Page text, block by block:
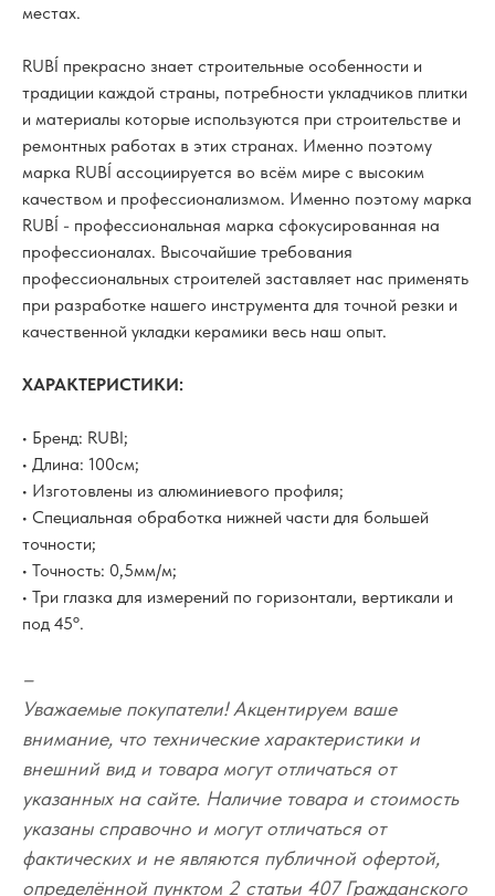
местах.
RUBÍ прекрасно знает строительные особенности и
традиции каждой страны, потребности укладчиков плитки
и материалы которые используются при строительстве и
ремонтных работах в этих странах. Именно поэтому
марка RUBÍ ассоциируется во всём мире с высоким
качеством и профессионализмом. Именно поэтому марка
RUBÍ - профессиональная марка сфокусированная на
профессионалах. Высочайшие требования
профессиональных строителей заставляет нас применять
при разработке нашего инструмента для точной резки и
качественной укладки керамики весь наш опыт.
ХАРАКТЕРИСТИКИ:
• Бренд: RUBI;
• Длина: 100см;
• Изготовлены из алюминиевого профиля;
• Специальная обработка нижней части для большей
точности;
• Точность: 0,5мм/м;
• Три глазка для измерений по горизонтали, вертикали и
под 45º.
–
Уважаемые покупатели! Акцентируем ваше
внимание, что технические характеристики и
внешний вид и товара могут отличаться от
указанных на сайте. Наличие товара и стоимость
указаны справочно и могут отличаться от
фактических и не являются публичной офертой,
определённой пунктом 2 статьи 407 Гражданского